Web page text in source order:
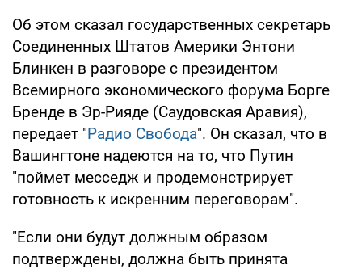
Об этом сказал государственных секретарь
Соединенных Штатов Америки Энтони
Блинкен в разговоре с президентом
Всемирного экономического форума Борге
Бренде в Эр-Рияде (Саудовская Аравия),
передает "Радио Свобода". Он сказал, что в
Вашингтоне надеются на то, что Путин
"поймет месседж и продемонстрирует
готовность к искренним переговорам".
"Если они будут должным образом
подтверждены, должна быть принята